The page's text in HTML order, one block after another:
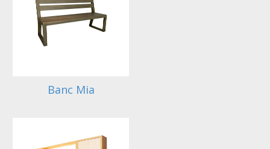
Banc Mia